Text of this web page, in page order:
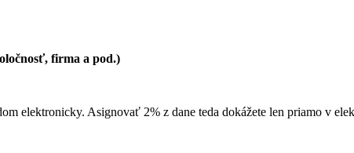
firma a pod.)
elektronicky. Asignovať 2% z dane teda dokážete len priamo v